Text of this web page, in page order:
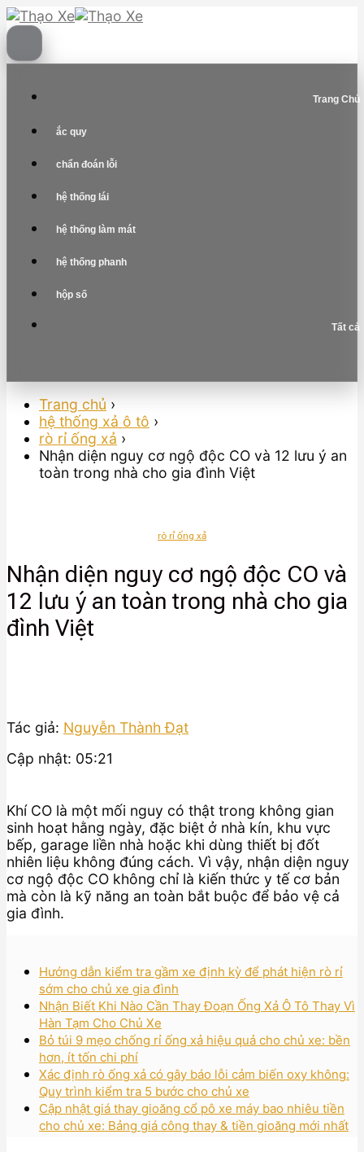
Skip
to
content
Trang Chủ
ắc quy
chẩn đoán lỗi
hệ thống lái
hệ thống làm mát
hệ thống phanh
hộp số
Tất cả
Trang chủ ›
hệ thống xả ô tô ›
rò rỉ ống xả ›
Nhận diện nguy cơ ngộ độc CO và 12 lưu ý an
toàn trong nhà cho gia đình Việt
rò rỉ ống xả
Nhận diện nguy cơ ngộ độc CO và
12 lưu ý an toàn trong nhà cho gia
đình Việt
Tác giả: Nguyễn Thành Đạt
Cập nhật: 05:21
Khí CO là một mối nguy có thật trong không gian
sinh hoạt hằng ngày, đặc biệt ở nhà kín, khu vực
bếp, garage liền nhà hoặc khi dùng thiết bị đốt
nhiên liệu không đúng cách. Vì vậy, nhận diện nguy
cơ ngộ độc CO không chỉ là kiến thức y tế cơ bản
mà còn là kỹ năng an toàn bắt buộc để bảo vệ cả
gia đình.
Hướng dẫn kiểm tra gầm xe định kỳ để phát hiện rò rỉ
sớm cho chủ xe gia đình
Nhận Biết Khi Nào Cần Thay Đoạn Ống Xả Ô Tô Thay Vì
Hàn Tạm Cho Chủ Xe
Bỏ túi 9 mẹo chống rỉ ống xả hiệu quả cho chủ xe: bền
hơn, ít tốn chi phí
Xác định rò ống xả có gây báo lỗi cảm biến oxy không:
Quy trình kiểm tra 5 bước cho chủ xe
Cập nhật giá thay gioăng cổ pô xe máy bao nhiêu tiền
cho chủ xe: Bảng giá công thay & tiền gioăng mới nhất